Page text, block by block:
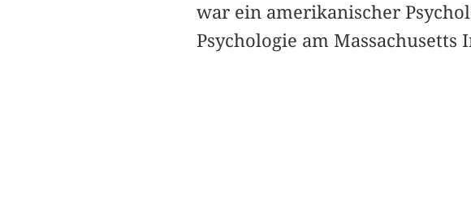
war ein amerikanischer
Psychologie am Massachusetts